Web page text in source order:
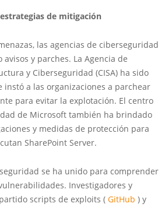
de mitigación
las agencias de ciberseguridad
y parches. La Agencia de
y Ciberseguridad (CISA) ha sido
instó a las organizaciones a parchear
para evitar la explotación. El centro
de Microsoft también ha brindado
y medidas de protección para
SharePoint Server.
se ha unido para comprender
Investigadores y
scripts de exploits ( GitHub ) y